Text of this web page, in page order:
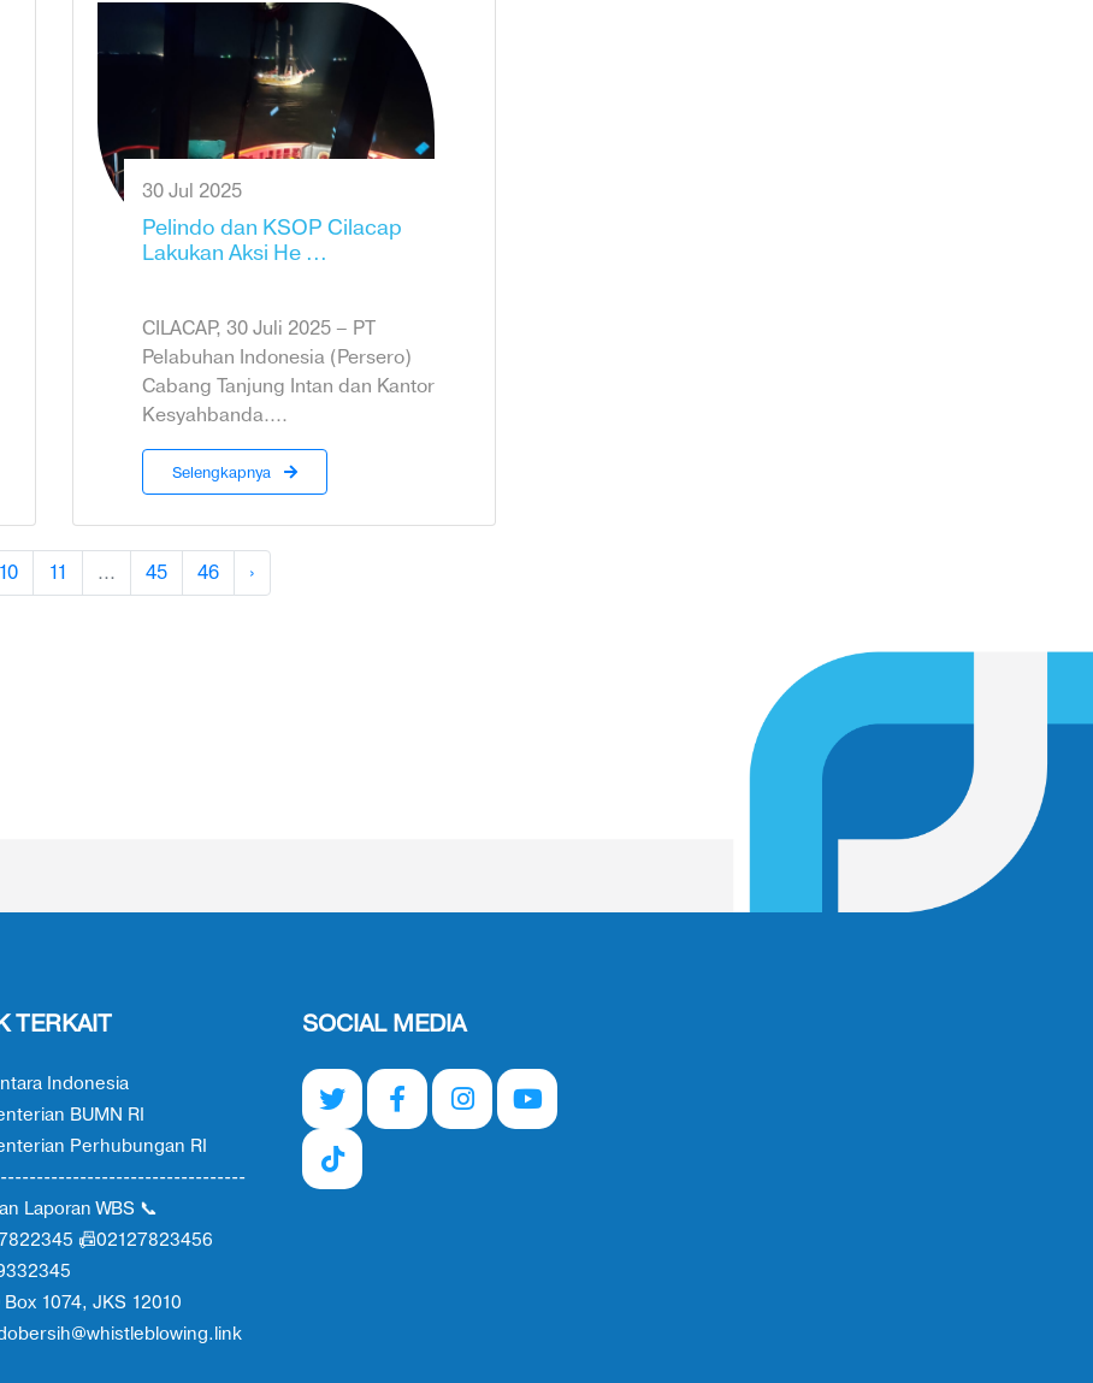
30 Jul 2025
Pelindo dan KSOP Cilacap
Lakukan Aksi He ...
CILACAP, 30 Juli 2025 – PT
Pelabuhan Indonesia (Persero)
Cabang Tanjung Intan dan Kantor
Kesyahbanda....
Selengkapnya
10 11 ... 45 46 ›
TERKAIT
Indonesia
BUMN RI
Perhubungan RI
Laporan WBS 📞
📠02127823456
Box 1074, JKS 12010
SOCIAL MEDIA